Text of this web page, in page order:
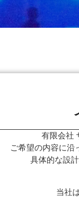
有限会社
ご希望の内容に沿
具体的な設
当社